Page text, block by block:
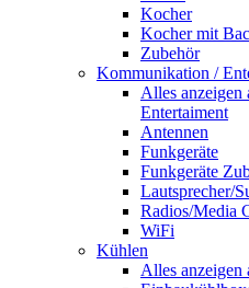
Kocher
Kocher mit
Zubehör
Kommunikation /
Alles
Entertaiment
Antennen
Funkgeräte
Funkgeräte
Lautsprecher/
Radios/Media
WiFi
Kühlen
Alles anzeigen